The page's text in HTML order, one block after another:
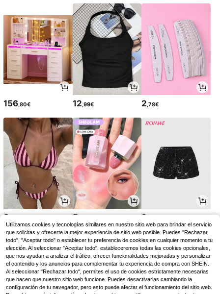
156 ,80€ 12 ,99€ 2 ,78€
8 5 9
Utilizamos cookies y tecnologías similares en nuestro sitio web para brindar el servicio
que solicitas y ofrecerte la mejor experiencia de sitio web posible. Puedes "Rechazar
todo", "Aceptar todo" o establecer tu preferencia de cookies en cualquier momento a tu
elección. Al seleccionar "Aceptar todo", estableceremos todas las cookies opcionales,
que nos ayudan a analizar el tráfico, ofrecer funcionalidades mejoradas y personalizar
el contenido y los anuncios para complementar tu experiencia de compra con SHEIN.
Al seleccionar "Rechazar todo", permites el uso de cookies estrictamente necesarias
que hacen que nuestro sitio web funcione. Puedes desactivarlas cambiando la
configuración de tu navegador, pero esto puede afectar el funcionamiento del sitio web.